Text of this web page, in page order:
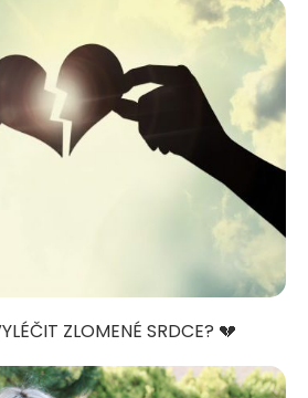
ZLOMENÉ SRDCE? 💔